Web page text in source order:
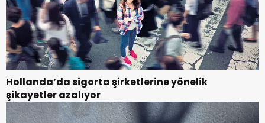
Hollanda’da sigorta şirketlerine yönelik
şikayetler azalıyor